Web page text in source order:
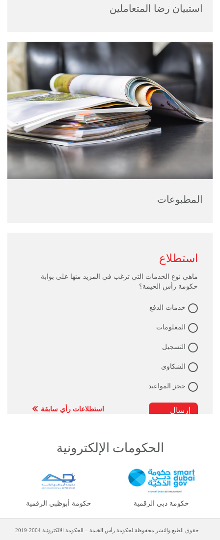
استبيان رضا المتعاملين
المطبوعات
استطلاع
ماهي نوع الخدمات التي ترغب في المزيد منها على بوابة
حكومة رأس الخيمة؟
خدمات الدفع
المعلومات
التسجيل
الشكاوي
حجز المواعيد
استطلاعات رأي سابقة
الحكومات الإلكترونية
حكومة أبوظبي الرقمية حكومة دبي الرقمية
حقوق الطبع والنشر محفوظة لحكومة رأس الخيمة – الحكومة الالكترونية 2004-2019